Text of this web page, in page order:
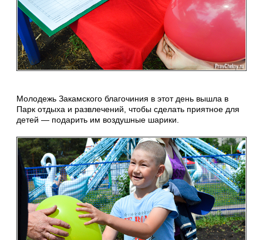
Молодежь Закамского благочиния в этот день вышла в
Парк отдыха и развлечений, чтобы сделать приятное для
детей — подарить им воздушные шарики.